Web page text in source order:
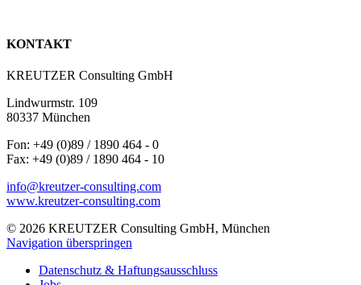
KONTAKT
KREUTZER Consulting GmbH
Lindwurmstr. 109
80337 München
Fon: +49 (0)89 / 1890 464 - 0
Fax: +49 (0)89 / 1890 464 - 10
info@kreutzer-consulting.com
www.kreutzer-consulting.com
© 2026 KREUTZER Consulting GmbH, München
Navigation überspringen
Datenschutz & Haftungsausschluss